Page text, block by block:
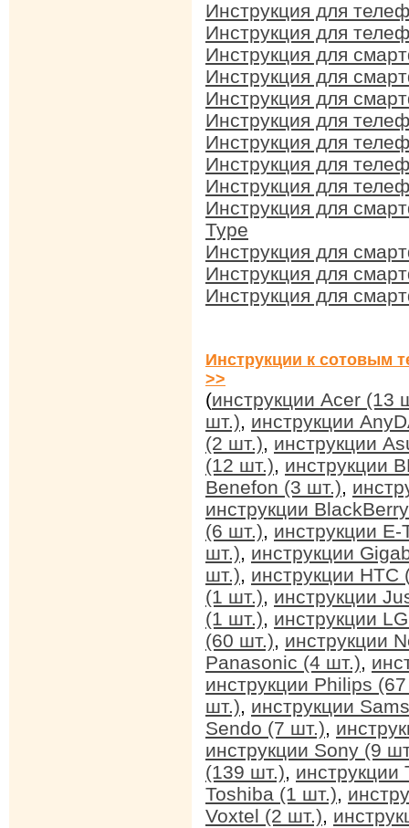
Инструкция для
Инструкция для
Инструкция для
Инструкция для
Инструкция для
Инструкция для
Инструкция для
Инструкция для
Инструкция для
Инструкция для
Type
Инструкция для
Инструкция для
Инструкция для
Инструкции к сотовым
>>
(инструкции Acer (13
шт.), инструкции
(2 шт.), инструкции
(12 шт.), инструкции
Benefon (3 шт.),
инструкции
(6 шт.), инструкции
шт.), инструкции
шт.), инструкции HTC
(1 шт.), инструкции
(1 шт.), инструкции
(60 шт.), инструкции
Panasonic (4 шт.),
инструкции Philips
шт.), инструкции
Sendo (7 шт.),
инструкции Sony (9
(139 шт.), инструкции
Toshiba (1 шт.),
Voxtel (2 шт.),